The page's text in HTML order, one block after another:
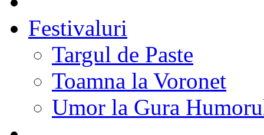
Festivaluri
Targul de Paste
Toamna la Voronet
Umor la Gura